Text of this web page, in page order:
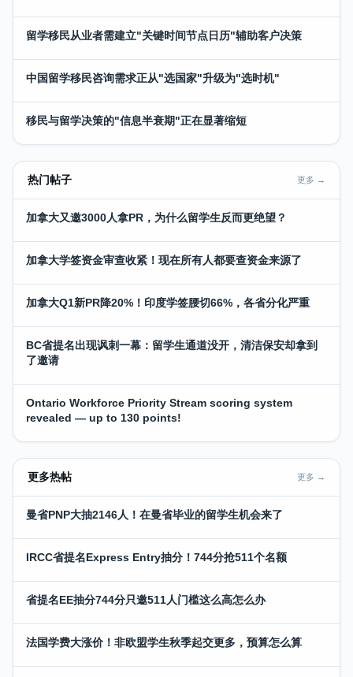
留学移民从业者需建立"关键时间节点日历"辅助客户决策
中国留学移民咨询需求正从"选国家"升级为"选时机"
移民与留学决策的"信息半衰期"正在显著缩短
热门帖子 更多 →
加拿大又邀3000人拿PR，为什么留学生反而更绝望？
加拿大学签资金审查收紧！现在所有人都要查资金来源了
加拿大Q1新PR降20%！印度学签腰切66%，各省分化严重
BC省提名出现讽刺一幕：留学生通道没开，清洁保安却拿到
了邀请
Ontario Workforce Priority Stream scoring system
revealed — up to 130 points!
更多热帖 更多 →
曼省PNP大抽2146人！在曼省毕业的留学生机会来了
IRCC省提名Express Entry抽分！744分抢511个名额
省提名EE抽分744分只邀511人门槛这么高怎么办
法国学费大涨价！非欧盟学生秋季起交更多，预算怎么算